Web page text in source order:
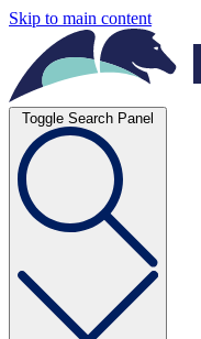
Skip to main content
Toggle Search Panel